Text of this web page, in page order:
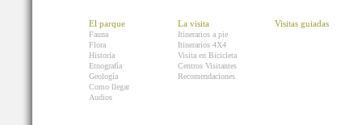
El parque
Fauna
Flora
Historia
Etnografía
Geología
Como llegar
Audios
La visita
Itinerarios a pie
Itinerarios 4X4
Visita en Bicicleta
Centros Visitantes
Recomendaciones
Visitas guiadas